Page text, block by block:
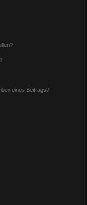
eines Beitrags?